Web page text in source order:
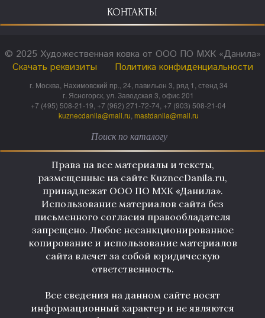
КОНТАКТЫ
© 2025 Художественная ковка от ООО ПО МХК «Данила»
Скачать реквизиты
Политика конфиденциальности
г. Москва, Нахимовский пр., 24, павильон 3, ряд 1, стенд 34
г. Ясногорск, ул. Заводская 3, офис 201
+7 (495) 508-21-19, +7 (962) 271-72-74, +7 (903) 508-21-04
kuznecdanila@mail.ru mastdanila@mail.ru
Права на все материалы и тексты,
размещенные на сайте KuznecDanila.ru,
принадлежат ООО ПО МХК «Данила».
Использование материалов сайта без
письменного согласия правообладателя
запрещено. Любое несанкционированное
копирование и использование материалов
сайта влечет за собой юридическую
ответственность.
Все сведения на данном сайте носят
информационный характер и не являются